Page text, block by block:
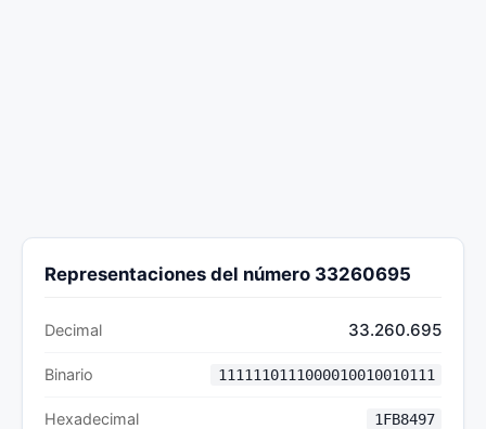
Representaciones del número 33260695
Decimal 33.260.695
Binario 1111110111000010010010111
Hexadecimal 1FB8497